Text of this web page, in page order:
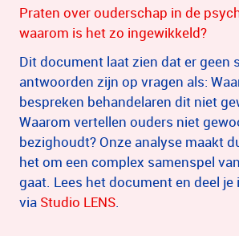
Praten over ouderschap in de
waarom is het zo ingewikkeld?
Dit document laat zien dat er geen
antwoorden zijn op vragen als:
bespreken behandelaren dit niet
Waarom vertellen ouders niet
bezighoudt? Onze analyse maakt
het om een complex samenspel
gaat. Lees het document en deel je
via Studio LENS.